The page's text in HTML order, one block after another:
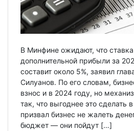
В Минфине ожидают, что ставка
дополнительной прибыли за
составит около 5%, заявил
Силуанов. По его словам,
взнос и в 2024 году, но
так, что выгоднее это сделать
призвал бизнес не жалеть
бюджет — они пойдут […]